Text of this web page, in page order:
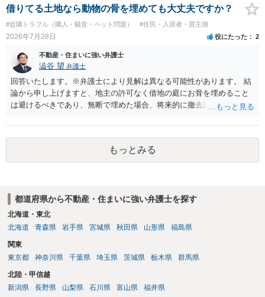
れるかどうかについては信頼関係が破壊されたかどうかで判断されま
すので、建物を事務所・店舗用に大きく改築する等までなさらない限
り、リスクはそれほど大きくないかもしれません。 しかしそれでも、
大家さんが契約違反を口実に、将来の更新時に更新料の上乗せを要求
したり、立ち退きを迫る材料に使ったりする可能性は否定できませ
ん。
借りてる土地なら動物の骨を埋めても大丈夫ですか？
#近隣トラブル（隣人・騒音・ペット問題） #住民・入居者・買主側
2026年7月28日 役にたった 2
不動産・住まいに強い弁護士
澁谷 望 弁護士
回答いたします。※弁護士により見解は異なる可能性があります。 結
論から申し上げますと、地主の許可なく借地の庭にお骨を埋めること
は避けるべきであり、無断で埋めた場合、将来的に撤去請求や退去時
上、自分のペットの遺骨を埋める行為自体は墓地埋葬法違反や不法投
棄には該当しないため、犯罪になるわけではありません。しかし、建
物の所有者は質問者様であっても、土地の所有権はあくまで地主にあ
ります。そのため、地主に無断でお骨を埋める行為は、他人の所有権
事前に地主へ相談して許可を得るか、土地に直接埋めずに大きめの鉢
植え等で供養する「プランター葬」や、ペット霊園等への納骨を検討
されるのが確実かと思います。
もっとみる
都道府県から不動産・住まいに強い弁護士を探す
北海道・東北
北海道
青森県 岩手県 宮城県 秋田県 山形県 福島県
関東
東京都
神奈川県 千葉県 埼玉県 茨城県 栃木県 群馬県
北陸・甲信越
新潟県
長野県 山梨県 石川県 富山県 福井県